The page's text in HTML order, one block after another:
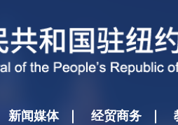
新闻媒体 经贸商务